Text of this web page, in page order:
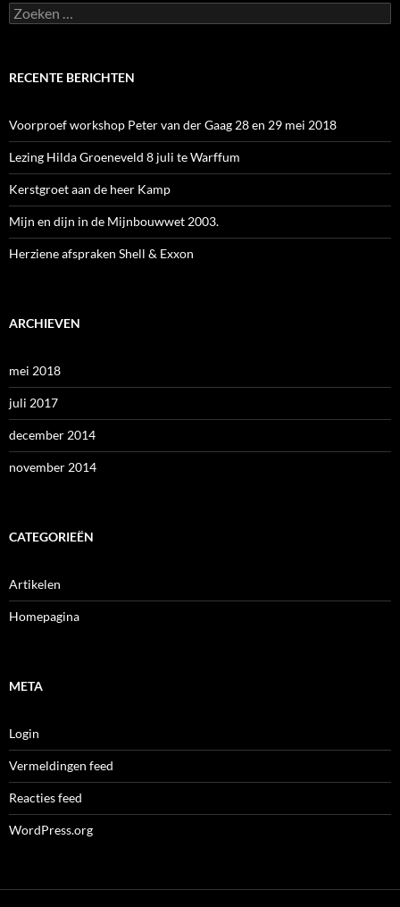
Zoeken
naar:
RECENTE BERICHTEN
Voorproef workshop Peter van der Gaag 28 en 29 mei 2018
Lezing Hilda Groeneveld 8 juli te Warffum
Kerstgroet aan de heer Kamp
Mijn en dijn in de Mijnbouwwet 2003.
Herziene afspraken Shell & Exxon
ARCHIEVEN
mei 2018
juli 2017
december 2014
november 2014
CATEGORIEËN
Artikelen
Homepagina
META
Login
Vermeldingen feed
Reacties feed
WordPress.org